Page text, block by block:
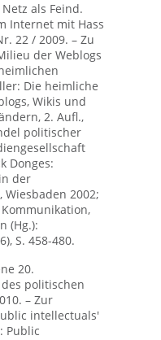
als Feind.
Internet mit Hass
22 / 2009. – Zu
der Weblogs
Die heimliche
Wikis und
2. Aufl.,
politischer
Donges:
der
Wiesbaden 2002;
(Hg.):
S. 458-480.
20.
politischen
– Zur
intellectuals'
Public